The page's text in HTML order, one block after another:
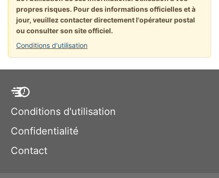
propres risques. Pour des informations officielles et à
jour, veuillez contacter directement l'opérateur postal
ou consulter son site officiel.
Conditions d'utilisation
Conditions d'utilisation
Confidentialité
Contact